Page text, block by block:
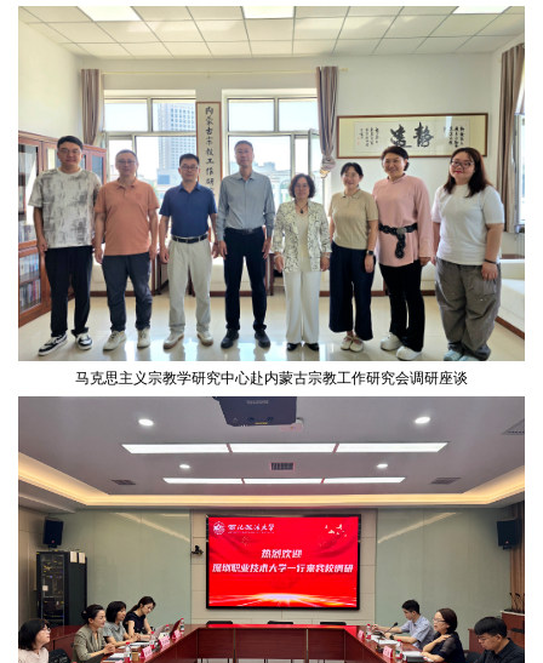
马克思主义宗教学研究中心赴内蒙古宗教工作研究会调研座谈